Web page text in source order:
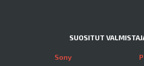
SUOSITUT
Sony